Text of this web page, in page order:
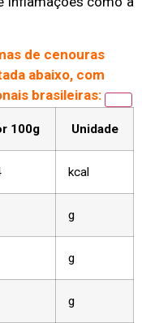
de cenouras
abaixo, com
brasileiras:
100g Unidade
kcal
g
g
g